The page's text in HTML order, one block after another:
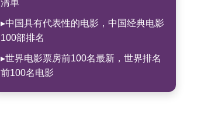
清单
▸中国具有代表性的电影，中国经典电影
100部排名
▸世界电影票房前100名最新，世界排名
前100名电影